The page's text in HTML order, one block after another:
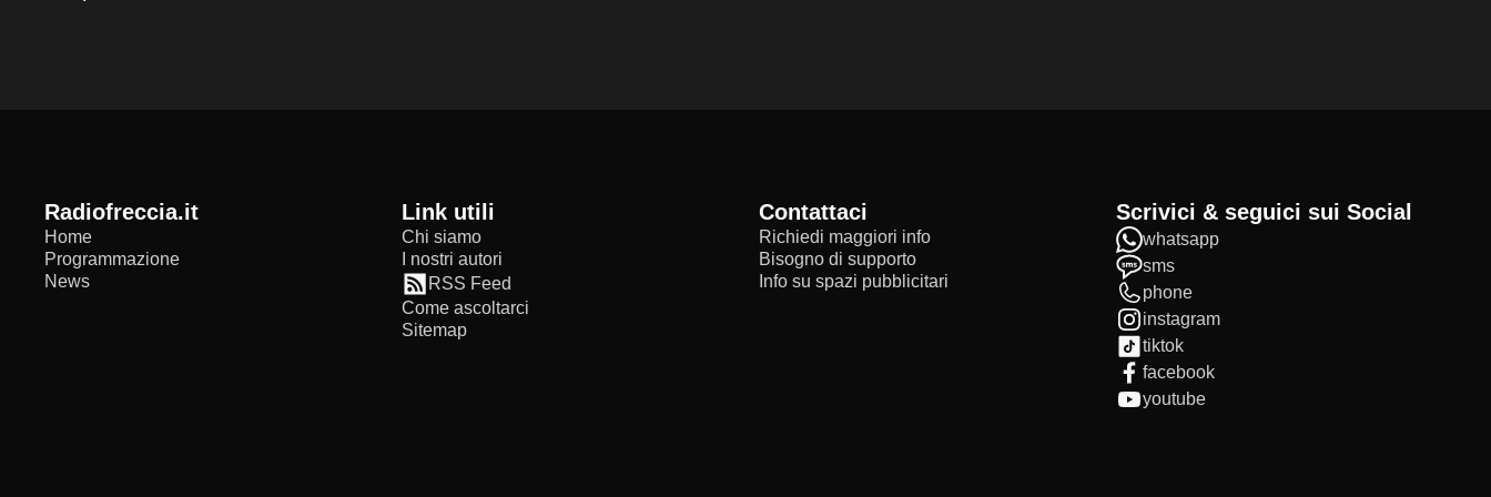
radiofreccia.it
Home
Programmazione
News
Link utili
Chi siamo
I nostri autori
RSS Feed
Come ascoltarci
Sitemap
Contattaci
Richiedi maggiori info
Bisogno di supporto
Info su spazi pubblicitari
Scrivici & seguici sui Social
whatsapp
sms
phone
instagram
tiktok
facebook
youtube